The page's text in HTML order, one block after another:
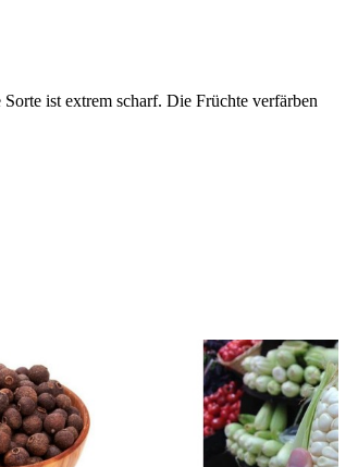
ist extrem scharf. Die Früchte verfärben